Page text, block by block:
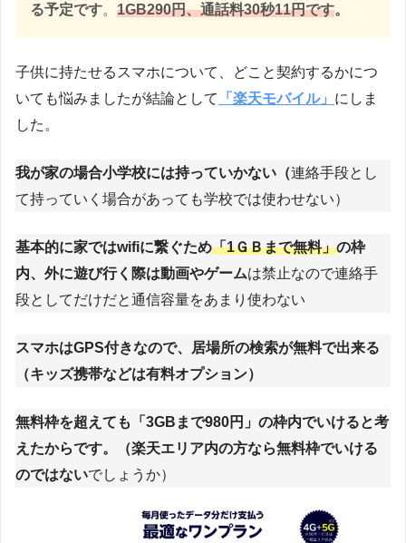
る予定です。 1GB290円、通話料30秒11円です。
子供に持たせるスマホについて、どこと契約するかにつ
いても悩みましたが結論として
「楽天モバイル」 にしま
した。
我が家の場合小学校には持っていかない（連絡手段とし
て持っていく場合があっても学校では使わせない）
基本的に家ではwifiに繋ぐため「1ＧＢまで無料」の枠
内、外に遊び行く際は動画やゲームは禁止なので連絡手
段としてだけだと通信容量をあまり使わない
スマホはGPS付きなので、居場所の検索が無料で出来る
（キッズ携帯などは有料オプション）
無料枠を超えても「3GBまで980円」の枠内でいけると考
えたからです。（楽天エリア内の方なら無料枠でいける
のではないでしょうか）